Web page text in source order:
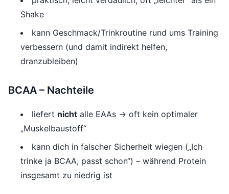
Shake
kann Geschmack/Trinkroutine rund ums Training
verbessern (und damit indirekt helfen,
dranzubleiben)
BCAA – Nachteile
liefert nicht alle EAAs → oft kein optimaler
„Muskelbaustoff“
kann dich in falscher Sicherheit wiegen („Ich
trinke ja BCAA, passt schon“) – während Protein
insgesamt zu niedrig ist